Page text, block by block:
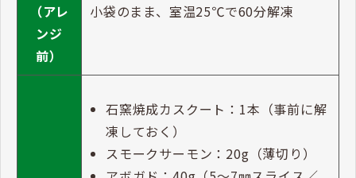
（アレ
ンジ
前）
小袋のまま、室温25℃で60分解凍
石窯焼成カスクート：1本（事前に解
凍しておく）
スモークサーモン：20g（薄切り）